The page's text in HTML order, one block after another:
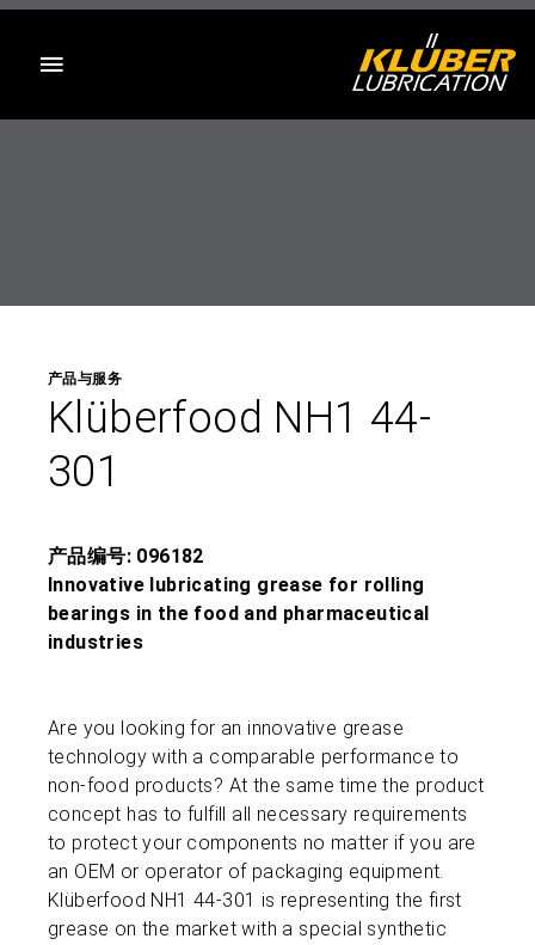
产品与服务
Klüberfood NH1 44-
301
产品编号: 096182
Innovative lubricating grease for rolling
bearings in the food and pharmaceutical
industries
Are you looking for an innovative grease
technology with a comparable performance to
non-food products? At the same time the product
concept has to fulfill all necessary requirements
to protect your components no matter if you are
an OEM or operator of packaging equipment.
Klüberfood NH1 44-301 is representing the first
grease on the market with a special synthetic